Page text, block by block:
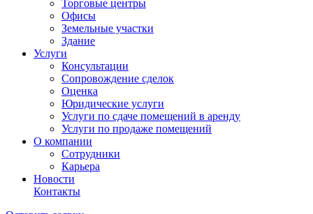
Торговые центры
Офисы
Земельные участки
Здание
Услуги
Консультации
Сопровождение сделок
Оценка
Юридические услуги
Услуги по сдаче помещений в аренду
Услуги по продаже помещений
О компании
Сотрудники
Карьера
Новости
Контакты